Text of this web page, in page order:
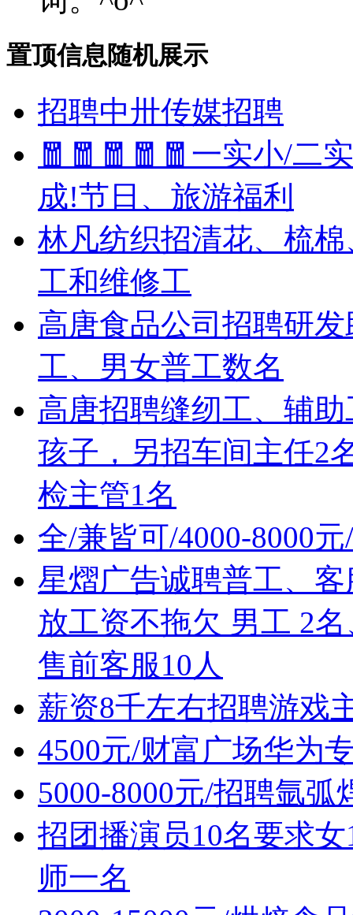
置顶信息随机展示
招聘中卅传媒招聘
🧧🧧🧧🧧🧧一实小/二
成!节日、旅游福利
林凡纺织招清花、梳
工和维修工
高唐食品公司招聘研
工、男女普工数名
高唐招聘缝纫工、辅
孩子，另招车间主任2
检主管1名
全/兼皆可/4000-8000
星熠广告诚聘普工、
放工资不拖欠 男工 2
售前客服10人
薪资8千左右招聘游戏
4500元/财富广场华为
5000-8000元/招聘氩弧
招团播演员10名要求
师一名